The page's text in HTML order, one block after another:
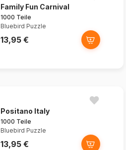
Family Fun Carnival
1000 Teile
Bluebird Puzzle
13,95 €
Positano Italy
1000 Teile
Bluebird Puzzle
13,95 €